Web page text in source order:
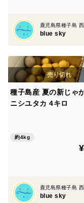
鹿児島県種子島
blue sky
種子島産 夏の新じゃ
ニシユタカ 4キロ
約4kg
鹿児島県種子島
blue sky